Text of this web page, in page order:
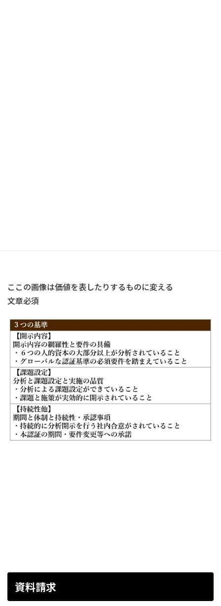
ここの画像は価値を表したりするものに変える
文章必須
資料請求